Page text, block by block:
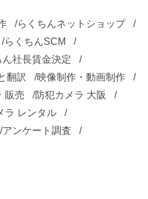
らくちんネットショップ
らくちんSCM
ん社長賃金決定
翻訳
映像制作・動画制作
販売
防犯カメラ 大阪
ラ レンタル
アンケート調査